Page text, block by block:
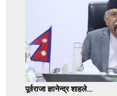
पूर्वराजा ज्ञानेन्द्र शाहले...